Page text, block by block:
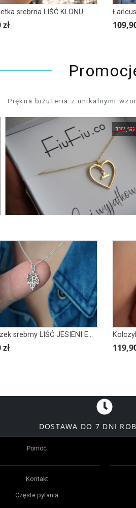
srebrna LIŚĆ KLONU
Piękna biżuteria z unikalnymi
zł
Łańcuszek srebrny LIŚĆ JESIENI EMALIA
DOSTAWA DO 7 DNI
Pomoc
Kontakt
Częste pytania